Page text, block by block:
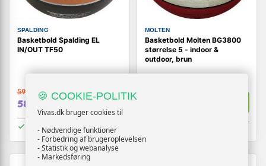
SPALDING
Basketbold Spalding EL
IN/OUT TF50
599,-
589,- Vis
På lager
MOLTEN
Basketbold Molten BG3800
størrelse 5 - indoor &
outdoor, brun
🍪 COOKIE-POLITIK
Vivas.dk bruger cookies til
- Nødvendige funktioner
- Forbedring af brugeroplevelsen
- Statistik og webanalyse
- Markedsføring